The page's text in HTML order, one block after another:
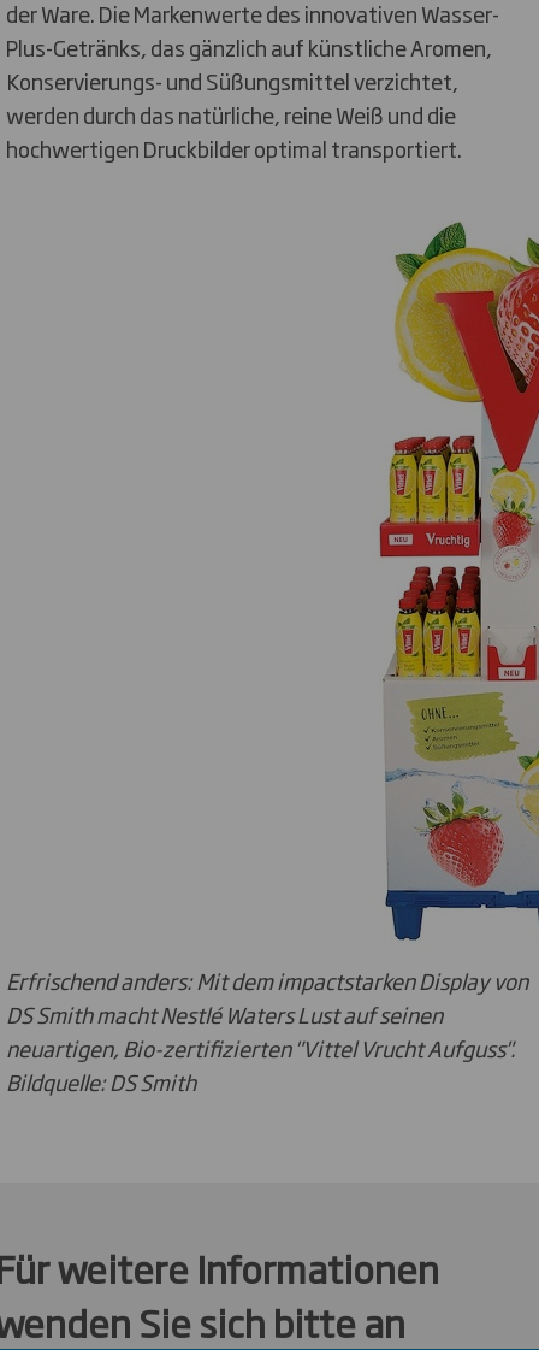
der Ware. Die Markenwerte des innovativen Wasser-
Plus-Getränks, das gänzlich auf künstliche Aromen,
Konservierungs- und Süßungsmittel verzichtet,
werden durch das natürliche, reine Weiß und die
hochwertigen Druckbilder optimal transportiert.
Erfrischend anders: Mit dem impactstarken Display von
DS Smith macht Nestlé Waters Lust auf seinen
neuartigen, Bio-zertifizierten "Vittel Vrucht Aufguss".
Bildquelle: DS Smith
weitere Informationen
Sie sich bitte an